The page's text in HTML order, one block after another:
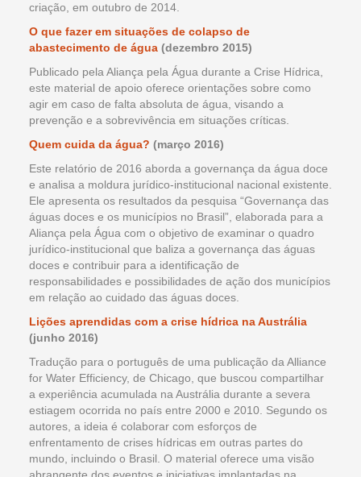
criação, em outubro de 2014.
O que fazer em situações de colapso de
abastecimento de água (dezembro 2015)
Publicado pela Aliança pela Água durante a Crise Hídrica,
este material de apoio oferece orientações sobre como
agir em caso de falta absoluta de água, visando a
prevenção e a sobrevivência em situações críticas.
Quem cuida da água? (março 2016)
Este relatório de 2016 aborda a governança da água doce
e analisa a moldura jurídico-institucional nacional existente.
Ele apresenta os resultados da pesquisa “Governança das
águas doces e os municípios no Brasil”, elaborada para a
Aliança pela Água com o objetivo de examinar o quadro
jurídico-institucional que baliza a governança das águas
doces e contribuir para a identificação de
responsabilidades e possibilidades de ação dos municípios
em relação ao cuidado das águas doces.
Lições aprendidas com a crise hídrica na Austrália
(junho 2016)
Tradução para o português de uma publicação da Alliance
for Water Efficiency, de Chicago, que buscou compartilhar
a experiência acumulada na Austrália durante a severa
estiagem ocorrida no país entre 2000 e 2010. Segundo os
autores, a ideia é colaborar com esforços de
enfrentamento de crises hídricas em outras partes do
mundo, incluindo o Brasil. O material oferece uma visão